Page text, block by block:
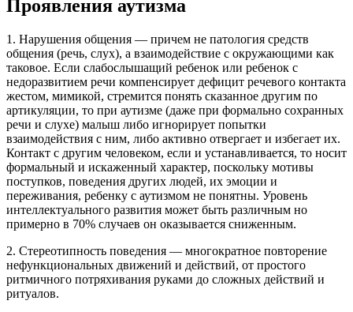
Проявления аутизма
1. Нарушения общения — причем не патология средств
общения (речь, слух), а взаимодействие с окружающими как
таковое. Если слабослышащий ребенок или ребенок с
недоразвитием речи компенсирует дефицит речевого контакта
жестом, мимикой, стремится понять сказанное другим по
артикуляции, то при аутизме (даже при формально сохранных
речи и слухе) малыш либо игнорирует попытки
взаимодействия с ним, либо активно отвергает и избегает их.
Контакт с другим человеком, если и устанавливается, то носит
формальный и искаженный характер, поскольку мотивы
поступков, поведения других людей, их эмоции и
переживания, ребенку с аутизмом не понятны. Уровень
интеллектуального развития может быть различным но
примерно в 70% случаев он оказывается сниженным.
2. Стереотипность поведения — многократное повторение
нефункциональных движений и действий, от простого
ритмичного потряхивания руками до сложных действий и
ритуалов.